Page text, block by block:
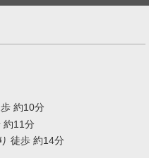
約10分
約11分
徒歩 約14分